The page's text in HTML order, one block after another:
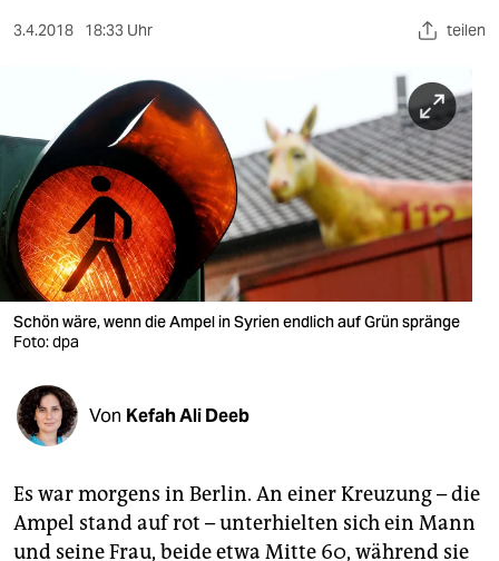
kultur
berlin
nord
wahrheit
verlag
verlag
shop
fragen & hilfe
unterstützen
abo
3.4.2018 18:33 Uhr teilen
Schön wäre, wenn die Ampel in Syrien endlich auf Grün spränge
Foto: dpa
Von Kefah Ali Deeb
Es war morgens in Berlin. An einer Kreuzung – die
Ampel stand auf rot – unterhielten sich ein Mann
und seine Frau, beide etwa Mitte 60, während sie